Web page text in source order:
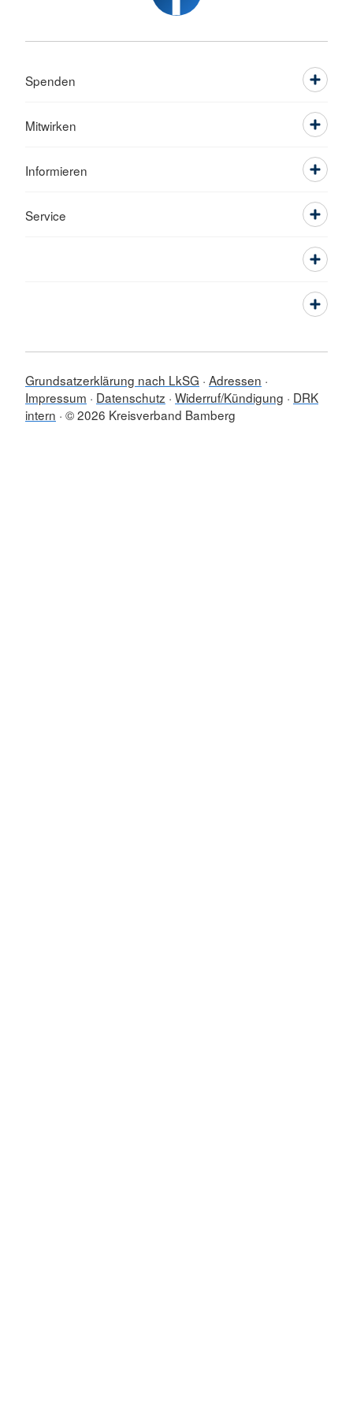
Spenden
Mitwirken
Informieren
Service
Grundsatzerklärung nach LkSG Adressen
Impressum
Datenschutz Widerruf/Kündigung
DRK
intern © 2026 Kreisverband Bamberg